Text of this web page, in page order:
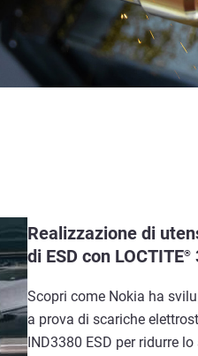
Realizzazione di
di ESD con LOCTITE®
Scopri come Nokia ha
a prova di scariche
IND3380 ESD per ridurre